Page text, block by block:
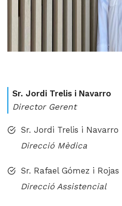
Sr. Jordi Trelis i Navarro
Director Gerent
Sr. Jordi Trelis i Navarro
Direcció Mèdica
Sr. Rafael Gómez i Rojas
Direcció Assistencial